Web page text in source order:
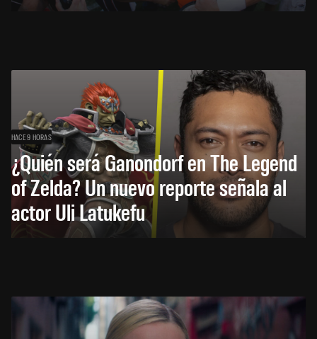
HACE 9 HORAS
¿Quién será Ganondorf en The Legend
of Zelda? Un nuevo reporte señala al
actor Uli Latukefu